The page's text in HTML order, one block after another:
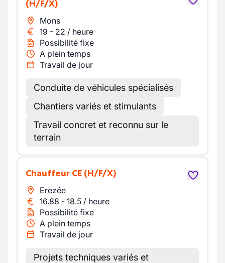
(H/F/X)
Mons
19 - 22 / heure
Possibilité fixe
A plein temps
Travail de jour
Conduite de véhicules spécialisés
Chantiers variés et stimulants
Travail concret et reconnu sur le
terrain
Chauffeur CE (H/F/X)
Erezée
16.88 - 18.5 / heure
Possibilité fixe
A plein temps
Travail de jour
Projets techniques variés et